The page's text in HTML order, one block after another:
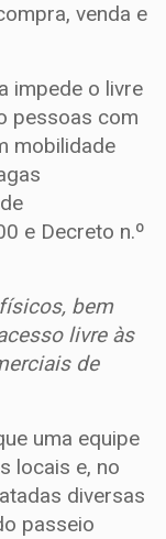
venda e
impede o livre
pessoas com
mobilidade
e Decreto n.º
bem
livre às
de
uma equipe
locais e, no
diversas
passeio